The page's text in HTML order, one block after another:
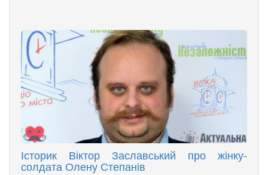
Історик Віктор Заславський про жінку-
солдата Олену Степанів